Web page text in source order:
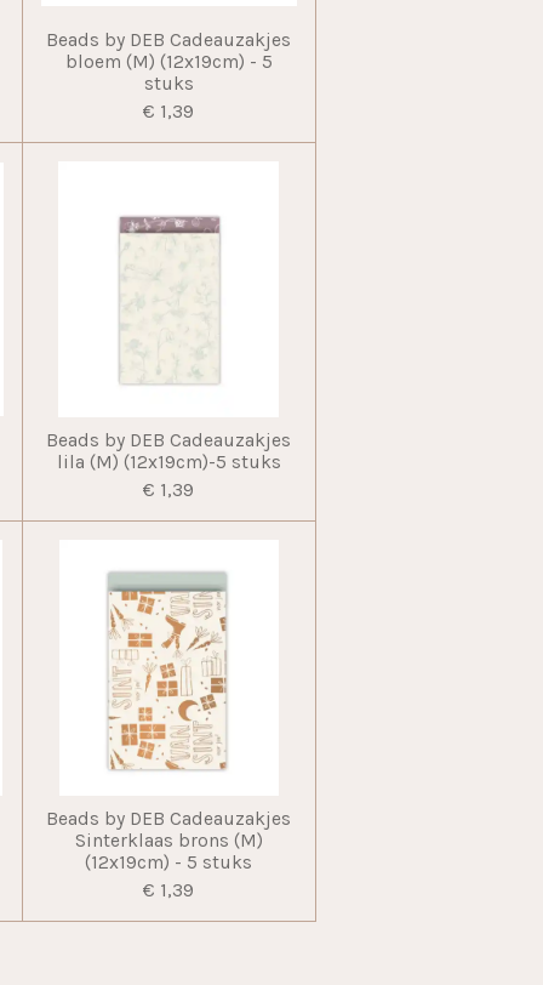
Beads by DEB Cadeauzakjes
bloem (M) (12x19cm) - 5
stuks
€ 1,39
Beads by DEB Cadeauzakjes
lila (M) (12x19cm)-5 stuks
€ 1,39
Beads by DEB Cadeauzakjes
Sinterklaas brons (M)
(12x19cm) - 5 stuks
€ 1,39